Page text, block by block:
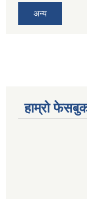
अन्य
हाम्रो